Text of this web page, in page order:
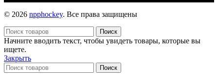
© 2026 npphockey. Все права защищены
Поиск
Начните вводить текст, чтобы увидеть товары, которые вы
ищете.
Закрыть
Поиск